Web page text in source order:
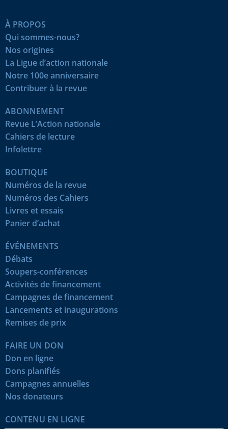
À PROPOS
Qui sommes-nous?
Nos origines
La Ligue d’action nationale
Notre 100e anniversaire
Contribuer à la revue
ABONNEMENT
Revue L’Action nationale
Cahiers de lecture
Infolettre
BOUTIQUE
Numéros de la revue
Numéros des Cahiers
Livres et essais
Panier d’achat
ÉVÉNEMENTS
Débats
Soupers-conférences
Activités de financement
Campagnes de financement
Lancements et inaugurations
Remises de prix
FAIRE UN DON
Don en ligne
Dons planifiés
Campagnes annuelles
Nos donateurs
CONTENU EN LIGNE